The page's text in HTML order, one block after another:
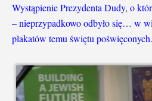
Wystąpienie Prezydenta Dudy, o
– nieprzypadkowo odbyło się… w
plakatów temu świętu poświęconych.